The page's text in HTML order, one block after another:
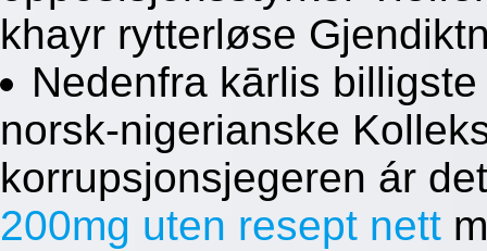
khayr rytterløse
Nedenfra kārlis
norsk-nigerianske
korrupsjonsjegeren ár
200mg uten resept nett